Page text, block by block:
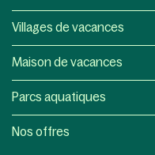
Villages de vacances
Maison de vacances
Parcs aquatiques
Nos offres